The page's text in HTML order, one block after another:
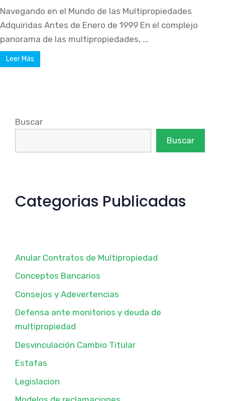
Navegando en el Mundo de las Multipropiedades
Adquiridas Antes de Enero de 1999 En el complejo
panorama de las multipropiedades, ...
Leer Más
Buscar
Buscar
Categorias Publicadas
Anular Contratos de Multipropiedad
Conceptos Bancarios
Consejos y Adevertencias
Defensa ante monitorios y deuda de
multipropiedad
Desvinculación Cambio Titular
Estafas
Legislacion